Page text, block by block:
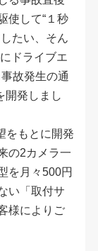
使して“１秒
たい、そん
ドライブエ
故発生の通
開発しまし
をもとに開発
の2カメラ一
を月々500円
い「取付サ
様によりご